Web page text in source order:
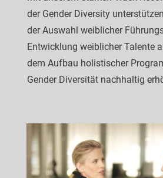
der Gender Diversity
der Auswahl weiblicher
Entwicklung weiblicher Talente
dem Aufbau holistischer
Gender Diversität nachhaltig